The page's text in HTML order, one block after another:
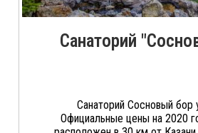
Санаторий
Санаторий Сосновый бор
Официальные цены на 2020